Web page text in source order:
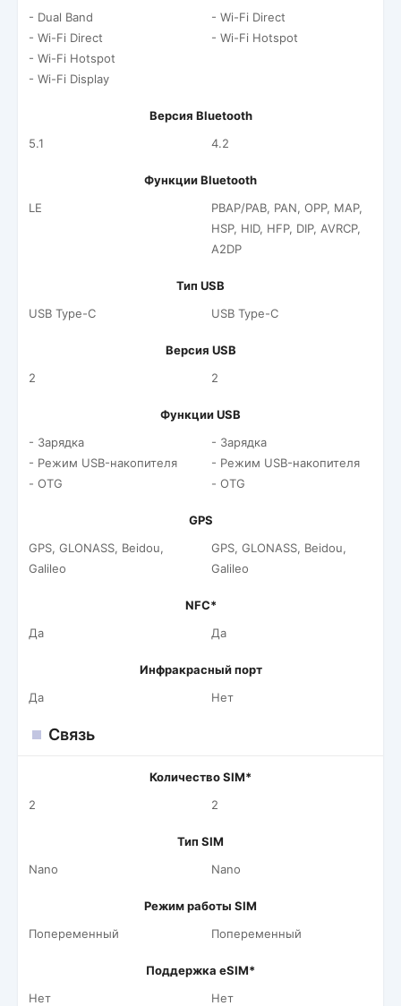
- Dual Band
- Wi-Fi Direct
- Wi-Fi Hotspot
- Wi-Fi Display
- Wi-Fi Direct
- Wi-Fi Hotspot
Версия Bluetooth
5.1
4.2
Функции Bluetooth
LE
PBAP/PAB, PAN, OPP, MAP,
HSP, HID, HFP, DIP, AVRCP,
A2DP
Тип USB
USB Type-C
USB Type-C
Версия USB
2
2
Функции USB
- Зарядка
- Режим USB-накопителя
- OTG
- Зарядка
- Режим USB-накопителя
- OTG
GPS
GPS, GLONASS, Beidou,
Galileo
GPS, GLONASS, Beidou,
Galileo
NFC*
Да
Да
Инфракрасный порт
Да
Нет
Связь
Количество SIM*
2
2
Тип SIM
Nano
Nano
Режим работы SIM
Попеременный
Попеременный
Поддержка eSIM*
Нет
Нет